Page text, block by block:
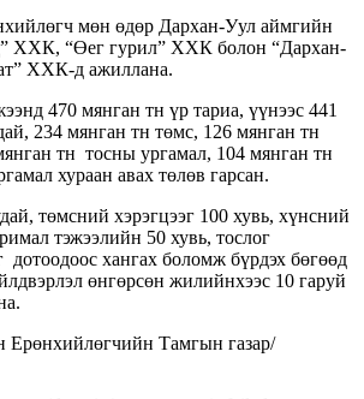
мөн өдөр Дархан-Уул аймгийн
ХХК, “Өег гурил” ХХК болон “Дархан-
ХХК-д ажиллана.
470 мянган тн үр тариа, үүнээс 441
234 мянган тн төмс, 126 мянган тн
тн тосны ургамал, 104 мянган тн
хураан авах төлөв гарсан.
төмсний хэрэгцээг 100 хувь, хүнсний
тэжээлийн 50 хувь, тослог
хангах боломж бүрдэх бөгөөд
өнгөрсөн жилийнхээс 10 гаруй
Тамгын газар/